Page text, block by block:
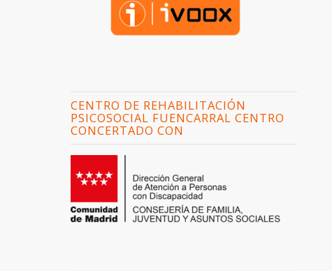
CENTRO DE REHABILITACIÓN
PSICOSOCIAL FUENCARRAL CENTRO
CONCERTADO CON